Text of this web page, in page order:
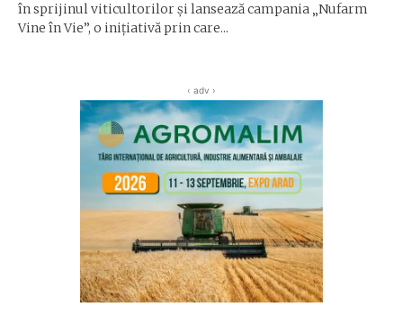
în sprijinul viticultorilor și lansează campania „Nufarm
Vine în Vie”, o inițiativă prin care...
‹ adv ›